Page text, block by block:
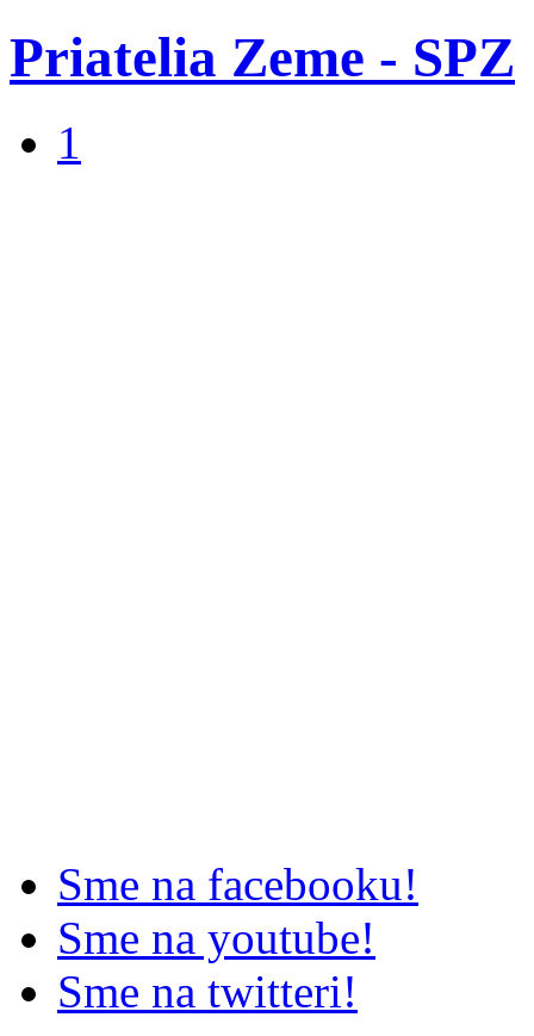
Priatelia Zeme - SPZ
1
Sme na facebooku!
Sme na youtube!
Sme na twitteri!